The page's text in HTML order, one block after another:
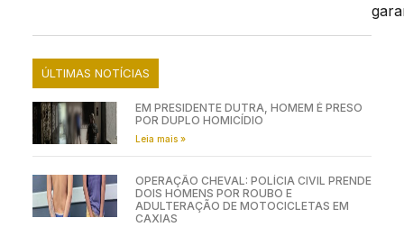
ÚLTIMAS NOTÍCIAS
EM PRESIDENTE DUTRA, HOMEM É PRESO
POR DUPLO HOMICÍDIO
Leia mais »
OPERAÇÃO CHEVAL: POLÍCIA CIVIL PRENDE
DOIS HOMENS POR ROUBO E
ADULTERAÇÃO DE MOTOCICLETAS EM
CAXIAS